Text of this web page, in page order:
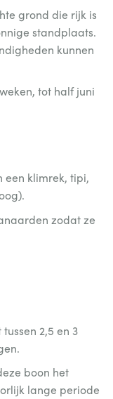
grond die rijk is
standplaats.
kunnen
tot half juni
een klimrek, tipi,
zodat ze
2,5 en 3
boon het
lange periode